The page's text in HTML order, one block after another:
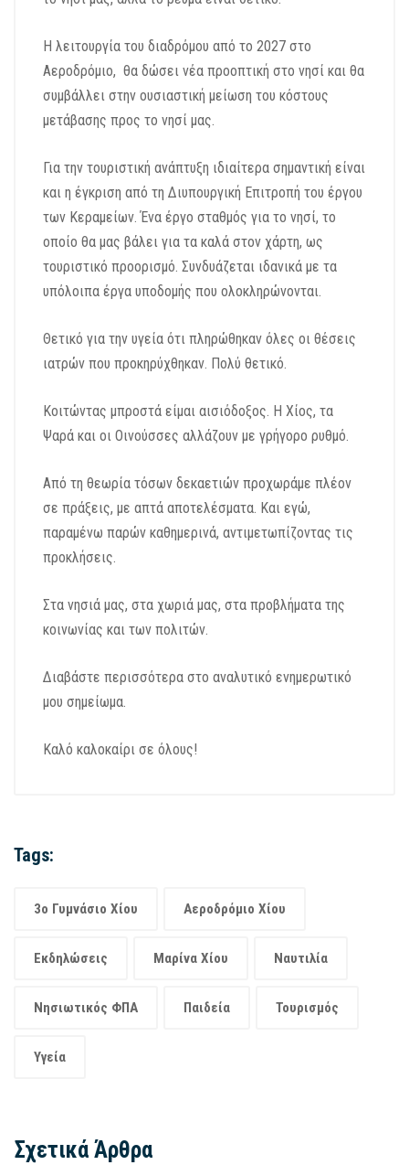
Η λειτουργία του διαδρόμου από το 2027 στο
Αεροδρόμιο, θα δώσει νέα προοπτική στο νησί και θα
συμβάλλει στην ουσιαστική μείωση του κόστους
μετάβασης προς το νησί μας.
Για την τουριστική ανάπτυξη ιδιαίτερα σημαντική είναι
και η έγκριση από τη Διυπουργική Επιτροπή του έργου
των Κεραμείων. Ένα έργο σταθμός για το νησί, το
οποίο θα μας βάλει για τα καλά στον χάρτη, ως
τουριστικό προορισμό. Συνδυάζεται ιδανικά με τα
υπόλοιπα έργα υποδομής που ολοκληρώνονται.
Θετικό για την υγεία ότι πληρώθηκαν όλες οι θέσεις
ιατρών που προκηρύχθηκαν. Πολύ θετικό.
Κοιτώντας μπροστά είμαι αισιόδοξος. Η Χίος, τα
Ψαρά και οι Οινούσσες αλλάζουν με γρήγορο ρυθμό.
Από τη θεωρία τόσων δεκαετιών προχωράμε πλέον
σε πράξεις, με απτά αποτελέσματα. Και εγώ,
παραμένω παρών καθημερινά, αντιμετωπίζοντας τις
προκλήσεις.
Στα νησιά μας, στα χωριά μας, στα προβλήματα της
κοινωνίας και των πολιτών.
Διαβάστε περισσότερα στο αναλυτικό ενημερωτικό
μου σημείωμα.
Καλό καλοκαίρι σε όλους!
Tags:
3ο Γυμνάσιο Χίου Αεροδρόμιο Χίου
Εκδηλώσεις Μαρίνα Χίου Ναυτιλία
Νησιωτικός ΦΠΑ Παιδεία Τουρισμός
Υγεία
Σχετικά Άρθρα